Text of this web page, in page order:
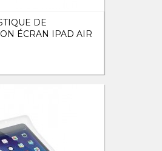
DE
ÉCRAN IPAD AIR